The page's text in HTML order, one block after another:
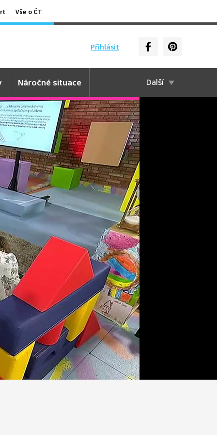
Vše o ČT
Přihlásit
Náročné situace Další